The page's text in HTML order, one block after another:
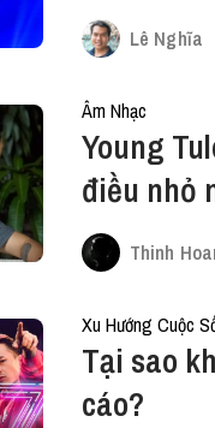
Lê Nghĩa
Âm Nhạc
Young
điều nhỏ
Thinh
Xu Hướng Cuộc
Tại sao
cáo?